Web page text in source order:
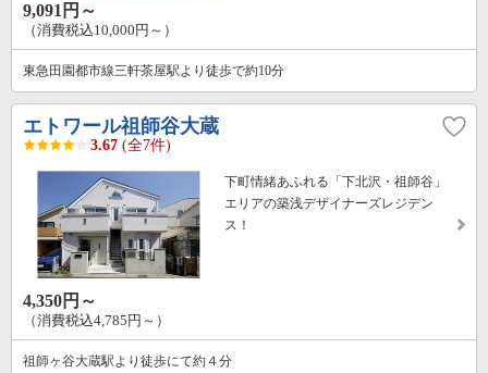
9,091円～
（消費税込10,000円～）
東急田園都市線三軒茶屋駅より徒歩で約10分
エトワール祖師谷大蔵
3.67 (全7件)
下町情緒あふれる「下北沢・祖師谷」
エリアの築浅デザイナーズレジデン
ス！
4,350円～
（消費税込4,785円～）
祖師ヶ谷大蔵駅より徒歩にて約４分